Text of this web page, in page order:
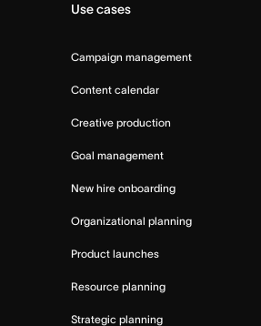
Use cases
Campaign management
Content calendar
Creative production
Goal management
New hire onboarding
Organizational planning
Product launches
Resource planning
Strategic planning